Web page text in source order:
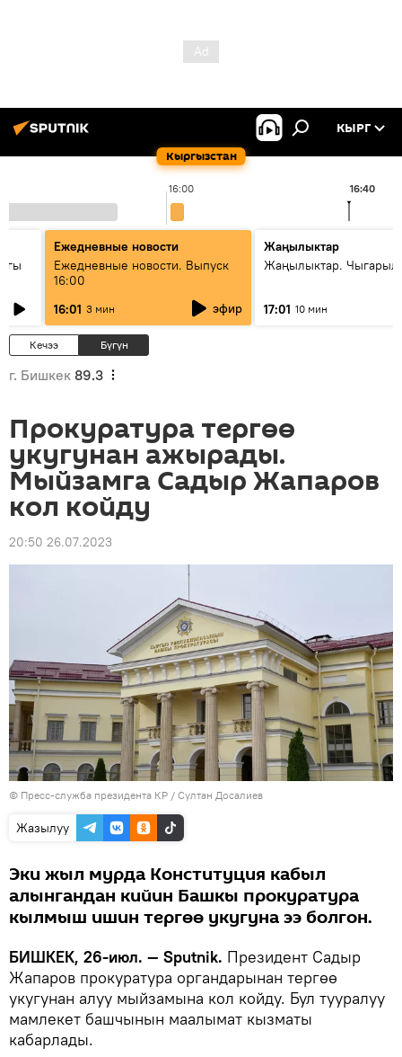
Кыргызстан
КЫРГ
16:00 16:40
Ежедневные новости
Ежедневные новости. Выпуск
16:00
16:01 3 мин эфир
Жаңылыктар
Жаңылыктар.
17:01 10 мин
Кечээ Бүгүн
г. Бишкек 89.3
Прокуратура тергөө
укугунан ажырады.
Мыйзамга Садыр Жапаров
кол койду
20:50 26.07.2023
© Пресс-служба президента КР / Султан Досалиев
Жазылуу
Эки жыл мурда Конституция кабыл
алынгандан кийин Башкы прокуратура
кылмыш ишин тергөө укугуна ээ болгон.
БИШКЕК, 26-июл. — Sputnik. Президент Садыр
Жапаров прокуратура органдарынан тергөө
укугунан алуу мыйзамына кол койду. Бул тууралуу
мамлекет башчынын маалымат кызматы
кабарлады.